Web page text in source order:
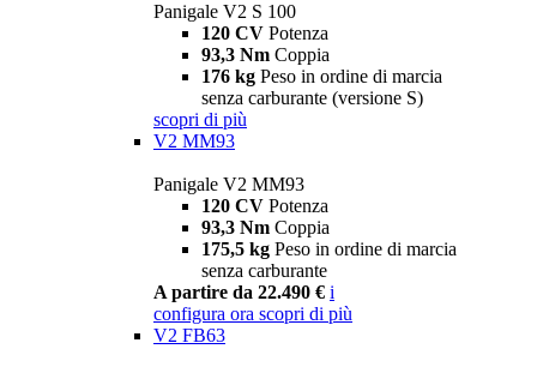
Panigale V2 S 100
120 CV Potenza
93,3 Nm Coppia
176 kg Peso in ordine di marcia
senza carburante (versione S)
scopri di più
V2 MM93
Panigale V2 MM93
120 CV Potenza
93,3 Nm Coppia
175,5 kg Peso in ordine di marcia
senza carburante
A partire da 22.490 € i
configura ora scopri di più
V2 FB63